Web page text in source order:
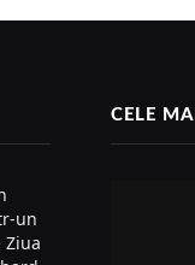
un
CELE